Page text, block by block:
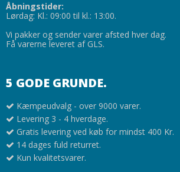
Åbningstider:
Lørdag: Kl.: 09:00 til kl.: 13:00.
Vi pakker og sender varer afsted hver dag.
Få varerne leveret af GLS.
5 GODE GRUNDE.
Kæmpeudvalg - over 9000 varer.
Levering 3 - 4 hverdage.
Gratis levering ved køb for mindst 400 Kr.
14 dages fuld returret.
Kun kvalitetsvarer.